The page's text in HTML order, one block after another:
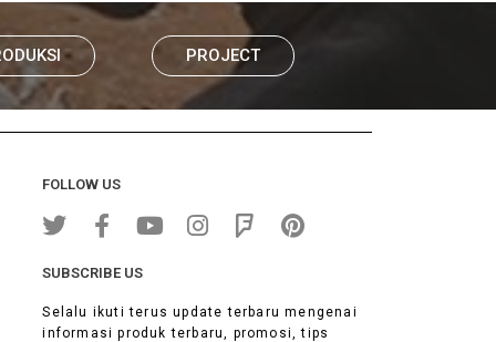
PROJECT
FOLLOW US
SUBSCRIBE US
Selalu ikuti terus update terbaru mengenai
informasi produk terbaru, promosi, tips